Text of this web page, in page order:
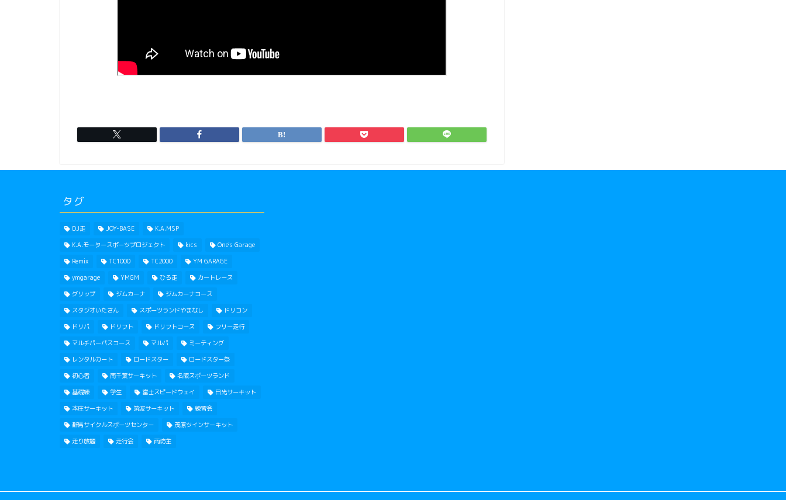
タグ
DJ走 JOY-BASE
K.A.MSP
K.A.モータースポーツプロジェクト
kics
One's Garage
Remix
TC1000 TC2000
YM GARAGE
ymgarage
YMGM ひろ走
カートレース
グリップ
ジムカーナ
ジムカーナコース
スタジオいたさん
スポーツランドやまなし
ドリコン
ドリパ
ドリフト ドリフトコース
フリー走行
マルチパーパスコース
マルパ
ミーティング
レンタルカート
ロードスター
ロードスター祭
初心者
南千葉サーキット
名阪スポーツランド
基礎練
学生 富士スピードウェイ
日光サーキット
本庄サーキット
筑波サーキット
練習会
群馬サイクルスポーツセンター
茂原ツインサーキット
走り放題
走行会 雨坊主